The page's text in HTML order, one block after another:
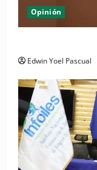
Opinión
Edwin Yoel Pascual